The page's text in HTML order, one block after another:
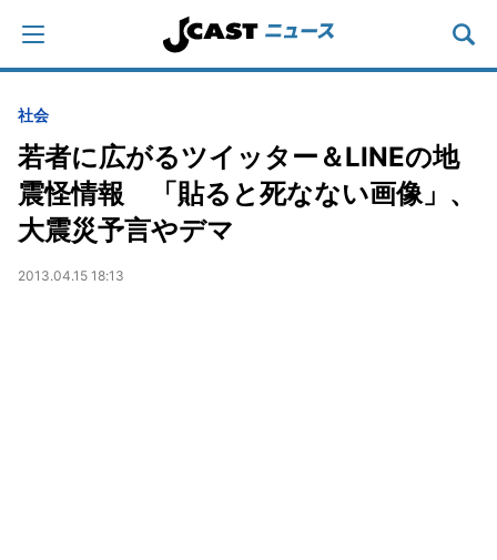
社会
若者に広がるツイッター＆LINEの地
震怪情報 「貼ると死なない画像」、
大震災予言やデマ
2013.04.15 18:13